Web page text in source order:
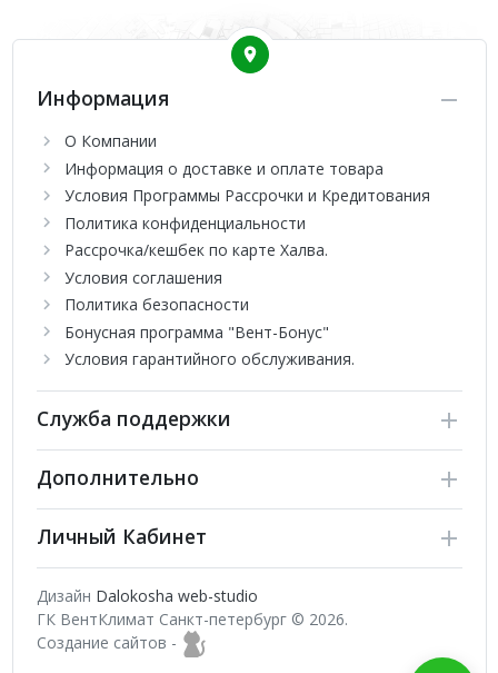
5 скоростей вентилятора внутреннего блока
7 скоростей вентилятора наружного блока
Продуманная и простая конструкция блоков делают
Дренажные и фреоновые трубопроводы могут быть
Фронтальная панель кондиционера легко чистится, а
специальных инструментов
Модели могут использоваться как в сплит так и в
Специальное антикоррозийное покрытие BLUE FIN
Когда кондиционер выключен, LED-дисплей
Настенная сплит-система от китайского бренда Haier серии
функционала и превосходные рабочие характеристики как
Информация
О Компании
Информация о доставке и оплате товара
Условия Программы Рассрочки и Кредитования
Политика конфиденциальности
Рассрочка/кешбек по карте Халва.
Условия соглашения
Политика безопасности
Бонусная программа "Вент-Бонус"
Условия гарантийного обслуживания.
Служба поддержки
Дополнительно
Личный Кабинет
Дизайн Dalokosha web-studio
ГК ВентКлимат Санкт-петербург © 2026.
Создание сайтов -